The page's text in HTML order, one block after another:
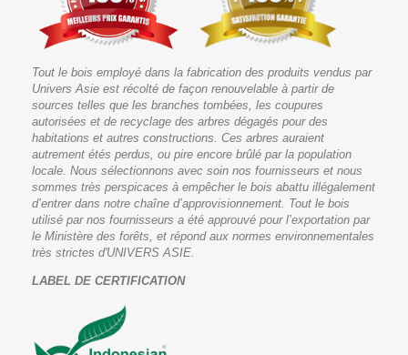
Tout le bois employé dans la fabrication des produits vendus par
Univers Asie est récolté de façon renouvelable à partir de
sources telles que les branches tombées, les coupures
autorisées et de recyclage des arbres dégagés pour des
habitations et autres constructions. Ces arbres auraient
autrement étés perdus, ou pire encore brûlé par la population
locale. Nous sélectionnons avec soin nos fournisseurs et nous
sommes très perspicaces à empêcher le bois abattu illégalement
d’entrer dans notre chaîne d’approvisionnement. Tout le bois
utilisé par nos fournisseurs a été approuvé pour l’exportation par
le Ministère des forêts, et répond aux normes environnementales
très strictes d'UNIVERS ASIE.
LABEL DE CERTIFICATION